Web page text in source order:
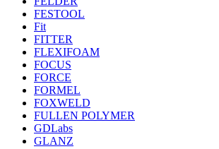
FESTOOL
Fit
FITTER
FLEXIFOAM
FOCUS
FORCE
FORMEL
FOXWELD
FULLEN POLYMER
GDLabs
GLANZ